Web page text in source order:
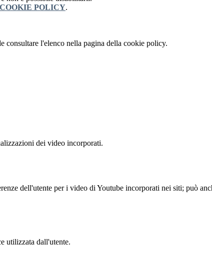
COOKIE POLICY.
consultare l'elenco nella pagina della cookie policy.
dei video incorporati.
dell'utente per i video di Youtube incorporati nei siti; può
utilizzata dall'utente.